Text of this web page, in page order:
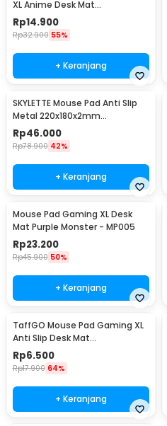
XL Anime Desk Mat
800x300x2mm One Piece -
MP004
Rp14.900
Rp32.900 55%
+ Keranjang
SKYLETTE Mouse Pad Anti Slip
Metal 220x180x2mm
220x180x2mm - SKY-053
Rp46.000
Rp78.900 42%
+ Keranjang
Mouse Pad Gaming XL Desk
Mat Purple Monster - MP005
Rp23.200
Rp45.900 50%
+ Keranjang
TaffGO Mouse Pad Gaming XL
Anti Slip Desk Mat
240x310x2mm Speed - LS
Rp6.500
Rp17.900 64%
+ Keranjang